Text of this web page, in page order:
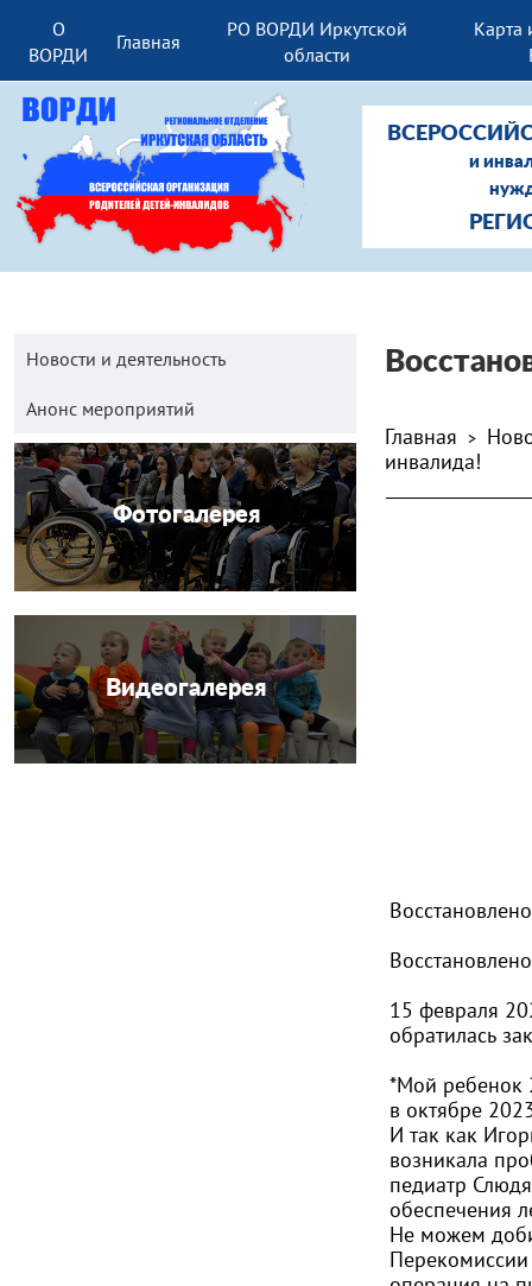
О
ВОРДИ
Главная
РО ВОРДИ Иркутской
области
Карта
и
Новости и деятельность
Анонс мероприятий
Фотогалерея
Видеогалерея
Главная >
инвалида!
15 февраля
обратилась
*Мой ребенок
в октябре
И так как
возникала
педиатр
обеспечения
Не можем